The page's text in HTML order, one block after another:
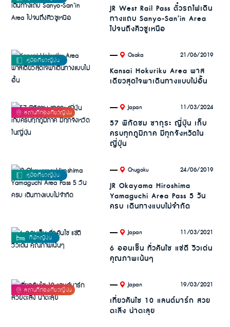
JR West Rail Pass ตั๋วรถไฟเดิน
ทางแถบ Sanyo-San’in Area
ไปจนถึงคิวชูเหนือ
. Osaka 21/06/2019
Kansai Hokuriku Area พาส
เดียวสุดใจพาเดินทางแบบไม่อั้น
. Japan 11/03/2024
57 พิกัดชม ซากุระ ญี่ปุ่น เก็บ
ครบทุกภูมิภาค มีทุกจังหวัดใน
ญี่ปุ่น
. Chugoku 24/06/2019
JR Okayama Hiroshima
Yamaguchi Area Pass 5 วัน
ครบ เดินทางแบบไม่จำกัด
. Japan 11/03/2021
6 ออนเซ็น ทั่วคันไซ แช่ดี วิวเด่น
คุณภาพเน้นๆ
. Japan 19/03/2021
เที่ยวคันไซ 10 แลนด์มาร์ก สวย
ตะลึง น่าตะลุย